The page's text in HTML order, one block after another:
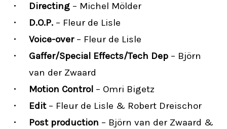
Directing– Michel Mölder
D.O.P.– Fleur de Lisle
Voice-over– Fleur de Lisle
Gaffer/Special Effects/Tech Dep– Björn
van der Zwaard
Motion Control – Omri Bigetz
Edit– Fleur de Lisle & Robert Dreischor
Post production – Björn van der Zwaard &